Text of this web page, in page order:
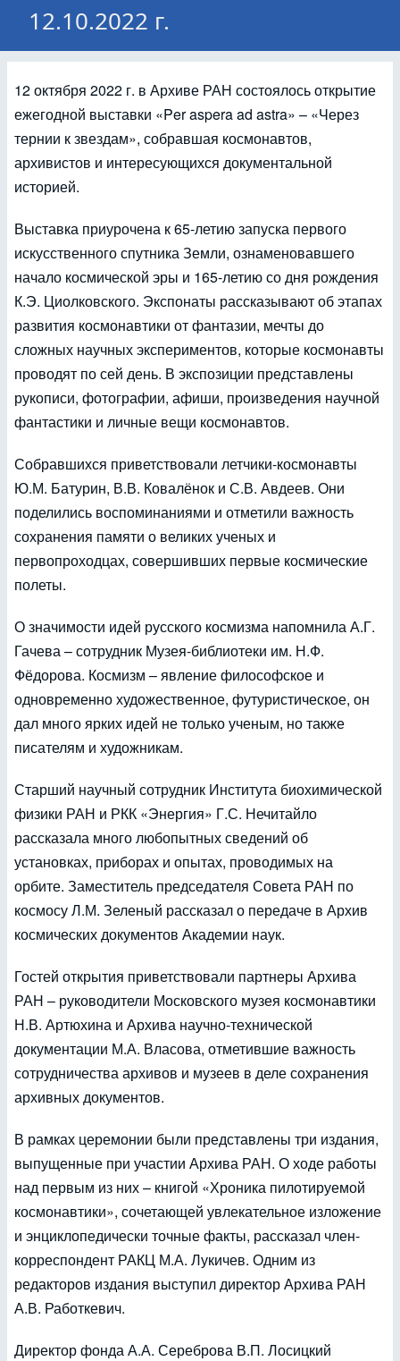
12.10.2022 г.
12 октября 2022 г. в Архиве РАН состоялось открытие
ежегодной выставки «Per aspera ad astra» – «Через
тернии к звездам», собравшая космонавтов,
архивистов и интересующихся документальной
историей.
Выставка приурочена к 65-летию запуска первого
искусственного спутника Земли, ознаменовавшего
начало космической эры и 165-летию со дня рождения
К.Э. Циолковского. Экспонаты рассказывают об этапах
развития космонавтики от фантазии, мечты до
сложных научных экспериментов, которые космонавты
проводят по сей день. В экспозиции представлены
рукописи, фотографии, афиши, произведения научной
фантастики и личные вещи космонавтов.
Собравшихся приветствовали летчики-космонавты
Ю.М. Батурин, В.В. Ковалёнок и С.В. Авдеев. Они
поделились воспоминаниями и отметили важность
сохранения памяти о великих ученых и
первопроходцах, совершивших первые космические
полеты.
О значимости идей русского космизма напомнила А.Г.
Гачева – сотрудник Музея-библиотеки им. Н.Ф.
Фёдорова. Космизм – явление философское и
одновременно художественное, футуристическое, он
дал много ярких идей не только ученым, но также
писателям и художникам.
Старший научный сотрудник Института биохимической
физики РАН и РКК «Энергия» Г.С. Нечитайло
рассказала много любопытных сведений об
установках, приборах и опытах, проводимых на
орбите. Заместитель председателя Совета РАН по
космосу Л.М. Зеленый рассказал о передаче в Архив
космических документов Академии наук.
Гостей открытия приветствовали партнеры Архива
РАН – руководители Московского музея космонавтики
Н.В. Артюхина и Архива научно-технической
документации М.А. Власова, отметившие важность
сотрудничества архивов и музеев в деле сохранения
архивных документов.
В рамках церемонии были представлены три издания,
выпущенные при участии Архива РАН. О ходе работы
над первым из них – книгой «Хроника пилотируемой
космонавтики», сочетающей увлекательное изложение
и энциклопедически точные факты, рассказал член-
корреспондент РАКЦ М.А. Лукичев. Одним из
редакторов издания выступил директор Архива РАН
А.В. Работкевич.
Директор фонда А.А. Сереброва В.П. Лосицкий